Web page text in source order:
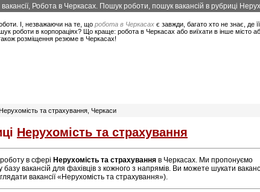
Робота в Черкасах. Пошук роботи, пошук вакансій в рубриці
І, незважаючи на те, що робота в Черкасах є завжди, багато хто не знає, де
роботи в корпораціях? Що краще: робота в Черкасах або виїхати в інше місто
розміщення резюме в Черкасах!
та страхування, Черкаси
Нерухомість та страхування
в сфері Нерухомість та страхування в Черкасах. Ми пропонуємо
вакансій для фахівців з кожного з напрямів. Ви можете шукати
вакансії «Нерухомість та страхування»).